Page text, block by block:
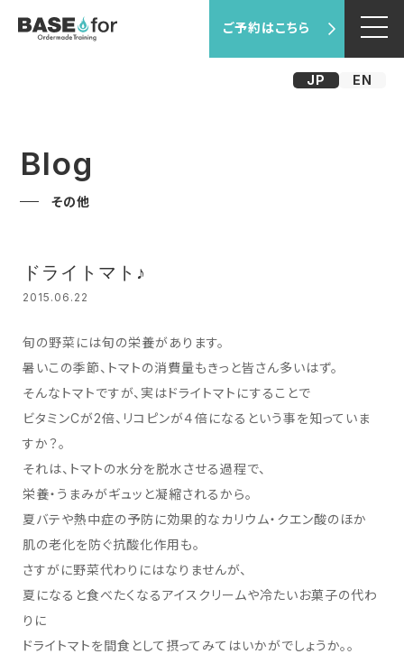
ご予約はこちら
JP EN
Blog
その他
ドライトマト♪
2015.06.22
旬の野菜には旬の栄養があります。
暑いこの季節、トマトの消費量もきっと皆さん多いはず。
そんなトマトですが、実はドライトマトにすることで
ビタミンCが2倍、リコピンが４倍になるという事を知っていま
すか？。
それは、トマトの水分を脱水させる過程で、
栄養・うまみがギュッと凝縮されるから。
夏バテや熱中症の予防に効果的なカリウム・クエン酸のほか
肌の老化を防ぐ抗酸化作用も。
さすがに野菜代わりにはなりませんが、
夏になると食べたくなるアイスクリームや冷たいお菓子の代わ
りに
ドライトマトを間食として摂ってみてはいかがでしょうか。。